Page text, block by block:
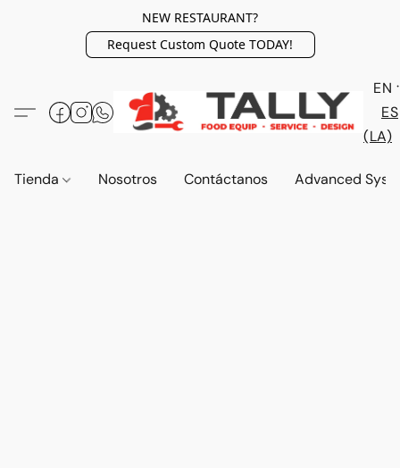
NEW RESTAURANT?
Request Custom Quote TODAY!
EN
ES
(LA)
Tienda Nosotros Contáctanos Advanced